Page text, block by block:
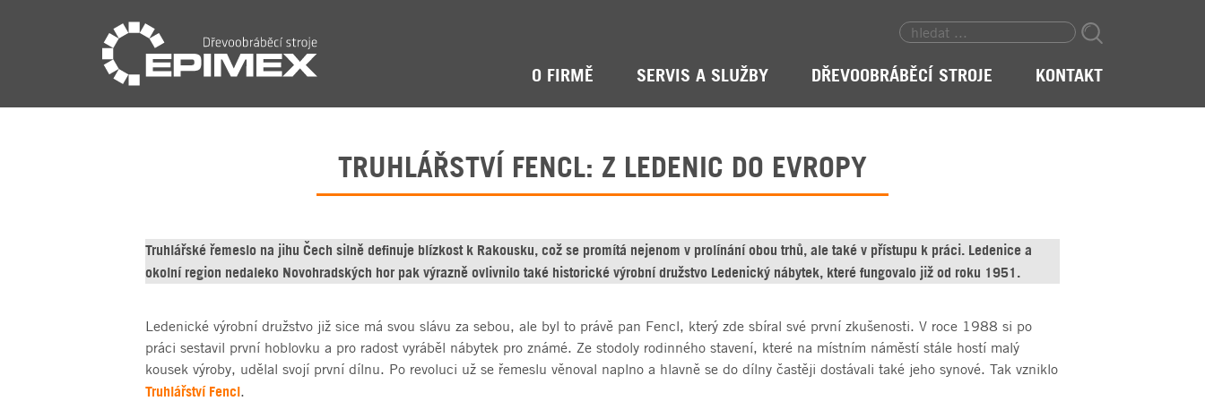
O FIRMĚ SERVIS A SLUŽBY DŘEVOOBRÁBĚCÍ STROJE KONTAKT
TRUHLÁŘSTVÍ FENCL: Z LEDENIC DO EVROPY
Truhlářské řemeslo na jihu Čech silně definuje blízkost k Rakousku, což se promítá nejenom v prolínání obou trhů, ale také v přístupu k práci. Ledenice a
okolní region nedaleko Novohradských hor pak výrazně ovlivnilo také historické výrobní družstvo Ledenický nábytek, které fungovalo již od roku 1951.
Ledenické výrobní družstvo již sice má svou slávu za sebou, ale byl to právě pan Fencl, který zde sbíral své první zkušenosti. V roce 1988 si po
práci sestavil první hoblovku a pro radost vyráběl nábytek pro známé. Ze stodoly rodinného stavení, které na místním náměstí stále hostí malý
kousek výroby, udělal svojí první dílnu. Po revoluci už se řemeslu věnoval naplno a hlavně se do dílny častěji dostávali také jeho synové. Tak vzniklo
Truhlářství Fencl.